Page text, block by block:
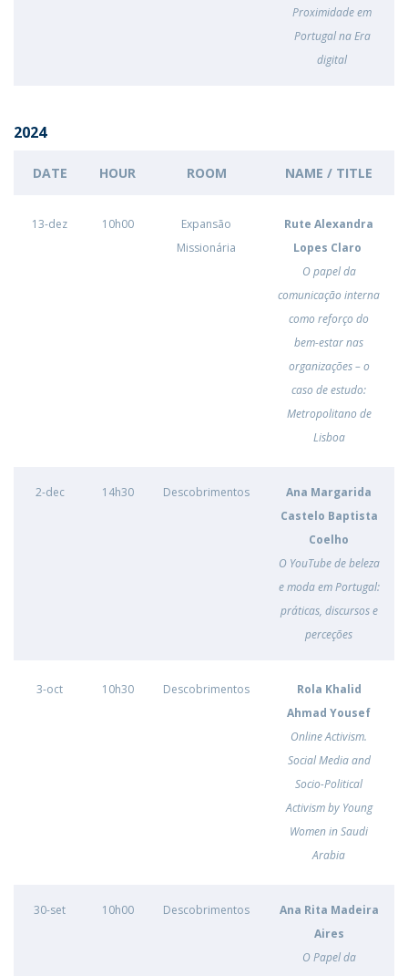
Proximidade em
Portugal na Era
digital
2024
DATE HOUR ROOM NAME / TITLE
13-dez 10h00
Expansão
Missionária
Rute Alexandra
Lopes Claro
O papel da
comunicação interna
como reforço do
bem-estar nas
organizações – o
caso de estudo:
Metropolitano de
Lisboa
2-dec 14h30 Descobrimentos
Ana Margarida
Castelo Baptista
Coelho
O YouTube de beleza
e moda em Portugal:
práticas, discursos e
perceções
3-oct 10h30 Descobrimentos
Rola Khalid
Ahmad Yousef
Online Activism.
Social Media and
Socio-Political
Activism by Young
Women in Saudi
Arabia
30-set 10h00 Descobrimentos
Ana Rita Madeira
Aires
O Papel da